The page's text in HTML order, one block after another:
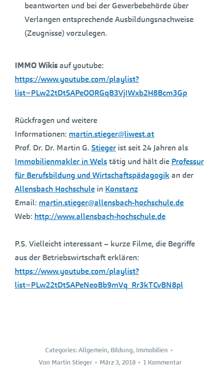
beantworten und bei der Gewerbebehörde über
Verlangen entsprechende Ausbildungsnachweise
(Zeugnisse) vorzulegen.
IMMO Wikisauf youtube:
https://www.youtube.com/playlist?
list=PLw22tDtSAPeOORGqB3VjIWxb2H8Bcm3Gp
Rückfragen und weitere
Informationen: martin.stieger@liwest.at
Prof. Dr. Dr. Martin G. Stieger ist seit 24 Jahren als
Immobilienmakler in Welstätig und hält die Professur
für Berufsbildung und Wirtschaftspädagogikan der
Allensbach Hochschule in Konstanz
Email: martin.stieger@allensbach-hochschule.de
Web: http://www.allensbach-hochschule.de
P.S. Vielleicht interessant – kurze Filme, die Begriffe
aus der Betriebswirtschaft erklären:
https://www.youtube.com/playlist?
list=PLw22tDtSAPeNeoBb9mVq_Rr3kTCvBN8pl
Categories:Allgemein, Bildung, Immobilien
Von Martin Stieger März 3, 2018 1 Kommentar